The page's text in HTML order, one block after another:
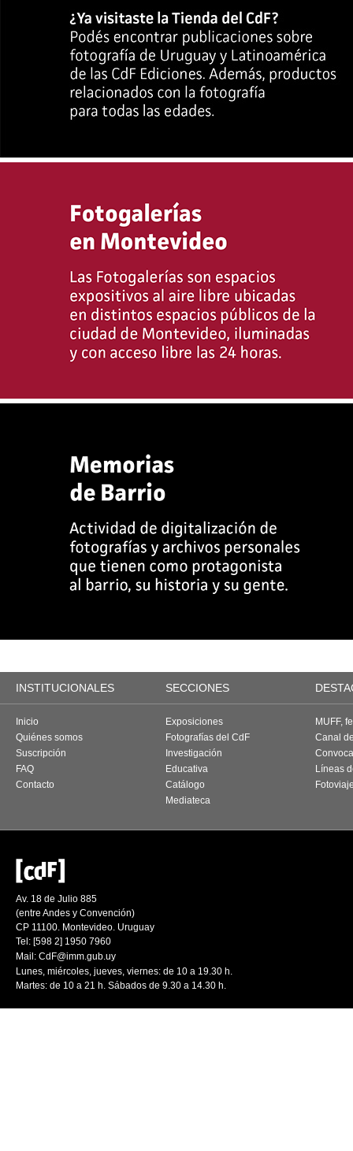
INSTITUCIONALES SECCIONES
Inicio
Quiénes somos
Suscripción
FAQ
Contacto
Exposiciones
Fotografías del CdF
Investigación
Educativa
Catálogo
Mediateca
MUFF,
Canal
Líneas
Av. 18 de Julio 885
(entre Andes y Convención)
CP 11100. Montevideo. Uruguay
Tel: [598 2] 1950 7960
Mail: CdF@imm.gub.uy
Lunes, miércoles, jueves, viernes: de 10 a 19.30 h.
Martes: de 10 a 21 h. Sábados de 9.30 a 14.30 h.